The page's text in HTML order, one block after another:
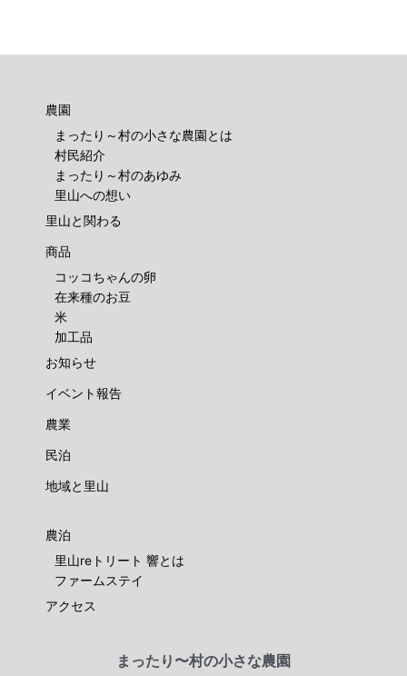
農園
まったり～村の小さな農園とは
村民紹介
まったり～村のあゆみ
里山への想い
里山と関わる
商品
コッコちゃんの卵
在来種のお豆
米
加工品
お知らせ
イベント報告
農業
民泊
地域と里山
農泊
里山reトリート 響とは
ファームステイ
アクセス
まったり〜村の小さな農園